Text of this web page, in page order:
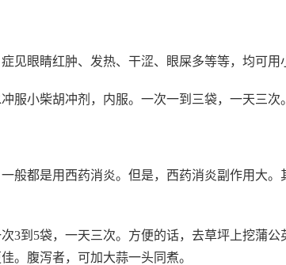
见眼睛红肿、发热、干涩、眼屎多等等，均可用
服小柴胡冲剂，内服。一次一到三袋，一天三次。
般都是用西药消炎。但是，西药消炎副作用大。
3到5袋，一天三次。方便的话，去草坪上挖蒲公
。腹泻者，可加大蒜一头同煮。